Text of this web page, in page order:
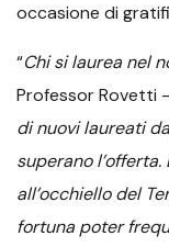
occasione di
“Chi si laurea nel
Professor Rovetti
di nuovi laureati
superano
all’occhiello del
fortuna poter